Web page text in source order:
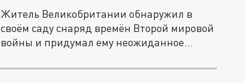
Житель Великобритании обнаружил в
своём саду снаряд времён Второй мировой
войны и придумал ему неожиданное...